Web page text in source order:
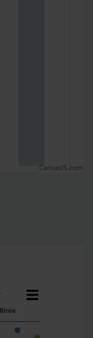
CanvasJS.com